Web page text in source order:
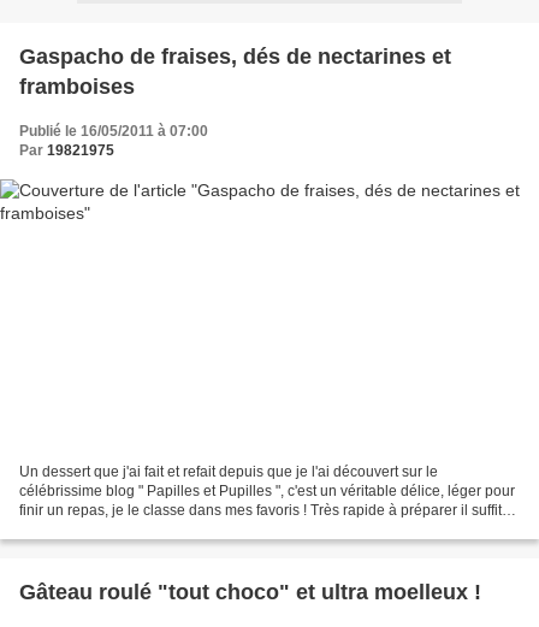
Gaspacho de fraises, dés de nectarines et
framboises
Publié le 16/05/2011 à 07:00
Par 19821975
Un dessert que j'ai fait et refait depuis que je l'ai découvert sur le
célébrissime blog " Papilles et Pupilles ", c'est un véritable délice, léger pour
finir un repas, je le classe dans mes favoris ! Très rapide à préparer il suffit
Gâteau roulé "tout choco" et ultra moelleux !